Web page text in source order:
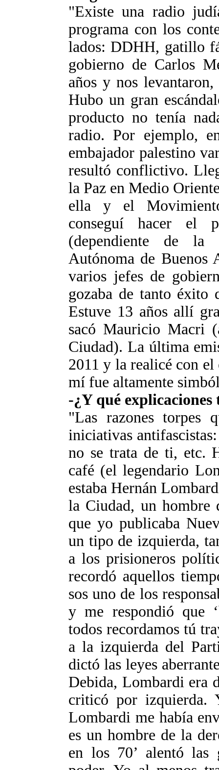
"Existe una radio
programa con los
lados: DDHH, gatillo
gobierno de Carlos
años y nos
Hubo un gran
producto no tenía
radio. Por ejemplo,
embajador palestino
resultó conflictivo.
la Paz en Medio
ella y el
conseguí hacer el
(dependiente de la
Autónoma de Buenos
varios jefes de
gozaba de tanto éxito
Estuve 13 años allí
sacó Mauricio Macri
Ciudad). La última
2011 y la realicé con el
mí fue altamente
-¿Y qué explicaciones
"Las razones torpes
iniciativas
no se trata de ti, etc.
café (el legendario
estaba Hernán
la Ciudad, un hombre
que yo publicaba
un tipo de izquierda,
a los prisioneros
recordó aquellos
sos uno de los
y me respondió que
todos recordamos tú
a la izquierda del
dictó las leyes
Debida, Lombardi era
criticó por izquierda.
Lombardi me había
es un hombre de la
en los 70’ alentó